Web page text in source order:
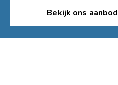
Bekijk ons aanbod